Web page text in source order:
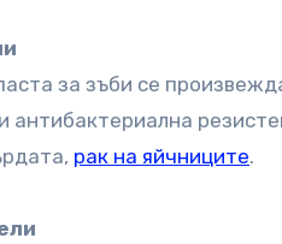
за зъби се
антибактериална
рак на яйчниците.